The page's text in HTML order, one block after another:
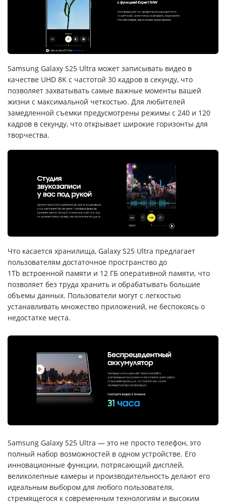
Samsung Galaxy S25 Ultra может записывать видео в
качестве UHD 8K с частотой 30 кадров в секунду, что
позволяет захватывать самые важные моменты вашей
жизни с максимальной четкостью. Для любителей
замедленной съемки предусмотрены режимы с 240 и 120
кадров в секунду, что открывает широкие горизонты для
творчества.
Что касается хранилища, Galaxy S25 Ultra предлагает
пользователям достаточное пространство до
1Tb встроенной памяти и 12 ГБ оперативной памяти, что
позволяет без труда хранить и обрабатывать большие
объемы данных. Пользователи могут с легкостью
устанавливать множество приложений, не беспокоясь о
недостатке места.
Samsung Galaxy S25 Ultra — это не просто телефон, это
полный набор возможностей в одном устройстве. Его
инновационные функции, потрясающий дисплей,
великолепные камеры и производительность делают его
идеальным выбором для любого пользователя,
стремящегося к современным технологиям и высоким